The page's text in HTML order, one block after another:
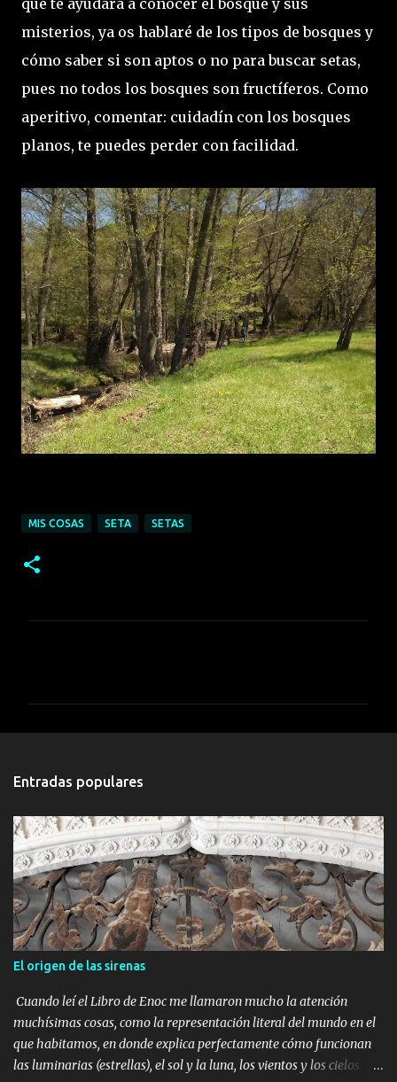
que te ayudará a conocer el bosque y sus
misterios, ya os hablaré de los tipos de bosques y
cómo saber si son aptos o no para buscar setas,
pues no todos los bosques son fructíferos. Como
aperitivo, comentar: cuidadín con los bosques
planos, te puedes perder con facilidad.
MIS COSAS SETA SETAS
t
r
i
o
s
Entradas populares
El origen de las sirenas
Cuando leí el Libro de Enoc me llamaron mucho la atención
muchísimas cosas, como la representación literal del mundo en el
que habitamos, en donde explica perfectamente cómo funcionan
las luminarias (estrellas), el sol y la luna, los vientos y los cielos.